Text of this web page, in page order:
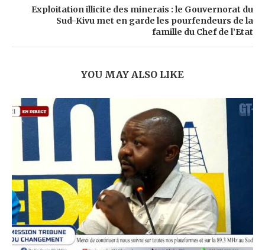
Exploitation illicite des minerais : le Gouvernorat du
Sud-Kivu met en garde les pourfendeurs de la
famille du Chef de l’Etat
YOU MAY ALSO LIKE